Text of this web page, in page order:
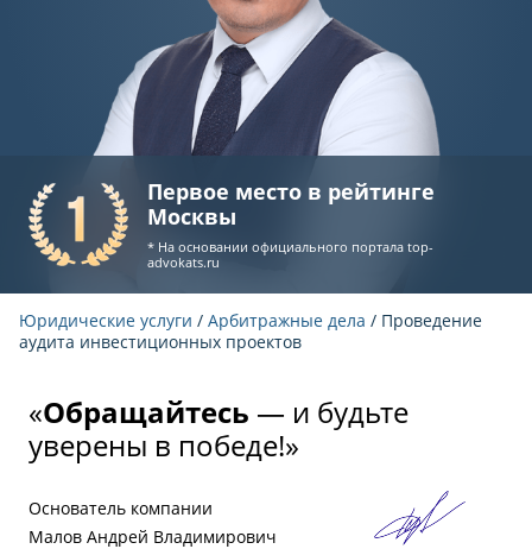
Первое место в рейтинге
Москвы
* На основании официального порталаtop-
advokats.ru
Юридические услуги / Арбитражные дела / Проведение
аудита инвестиционных проектов
«Обращайтесь — и будьте
уверены в победе!»
Основатель компании
Малов Андрей Владимирович